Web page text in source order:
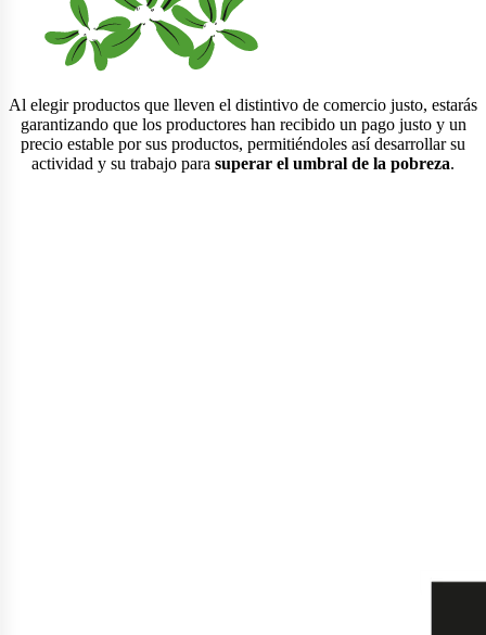
Al elegir productos que lleven el distintivo de comercio justo, estarás
garantizando que los productores han recibido un pago justo y un
precio estable por sus productos, permitiéndoles así desarrollar su
actividad y su trabajo para superar el umbral de la pobreza.